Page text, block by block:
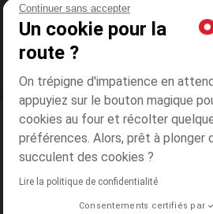
Continuer sans accepter
Un cookie pour la
route ?
On trépigne d'impatience en
appuyiez sur le bouton magique
cookies au four et récolter
préférences. Alors, prêt à plonger
succulent des cookies ?
Lire la politique de confidentialité
Consentements certifiés par